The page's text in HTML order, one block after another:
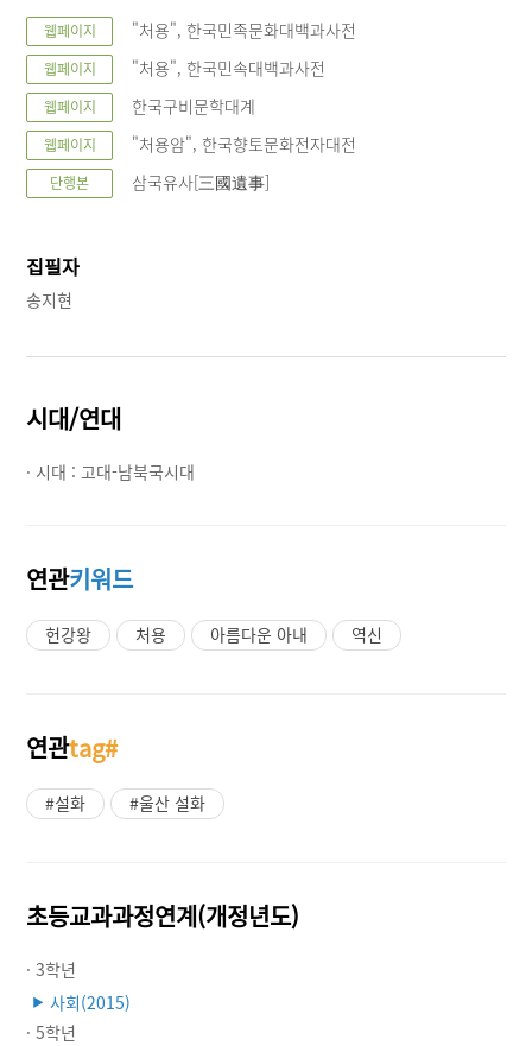
웹페이지 "처용", 한국민족문화대백과사전
웹페이지 "처용", 한국민속대백과사전
웹페이지 한국구비문학대계
웹페이지 "처용암", 한국향토문화전자대전
단행본 삼국유사[三國遺事]
집필자
송지현
시대/연대
· 시대 : 고대-남북국시대
연관키워드
헌강왕 처용 아름다운 아내 역신
연관tag#
#설화 #울산 설화
초등교과과정연계(개정년도)
· 3학년
▶ 사회(2015)
· 5학년